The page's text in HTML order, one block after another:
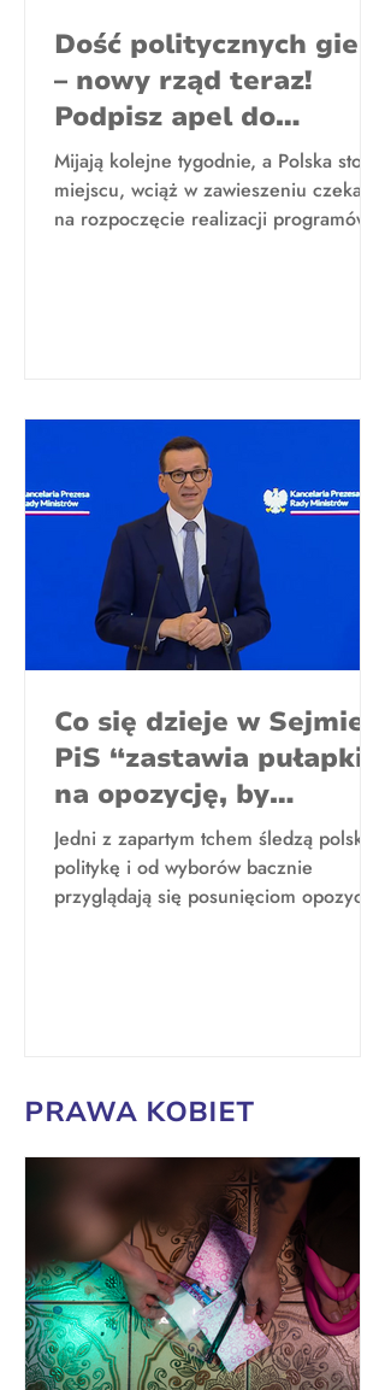
Dość politycznych gier
– nowy rząd teraz!
Podpisz apel do
prezydenta
Mijają kolejne tygodnie, a Polska stoi w
miejscu, wciąż w zawieszeniu czekając
na rozpoczęcie realizacji programów
Co się dzieje w Sejmie?
PiS “zastawia pułapki”
na opozycję, by
zaszkodzić nowej
władzy
Jedni z zapartym tchem śledzą polską
politykę i od wyborów bacznie
przyglądają się posunięciom opozycji i
PRAWA KOBIET